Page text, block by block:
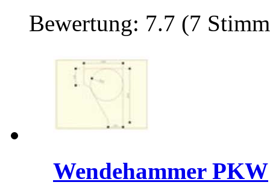
Bewertung: 7.7 (7
Wendehammer PKW